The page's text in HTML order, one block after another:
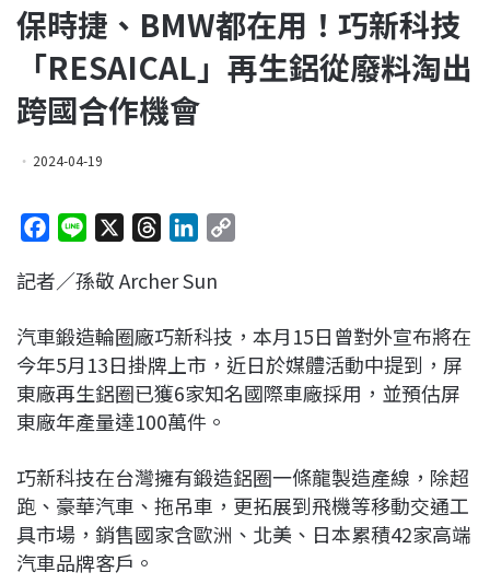
保時捷、BMW都在用！巧新科技
「RESAICAL」再生鋁從廢料淘出
跨國合作機會
2024-04-19
c
b
o
o
k
n
r
a
d
s
n
e
d
I
n
L
i
n
記者／孫敬 Archer Sun
汽車鍛造輪圈廠巧新科技，本月15日曾對外宣布將在
今年5月13日掛牌上市，近日於媒體活動中提到，屏
東廠再生鋁圈已獲6家知名國際車廠採用，並預估屏
東廠年產量達100萬件。
巧新科技在台灣擁有鍛造鋁圈一條龍製造產線，除超
跑、豪華汽車、拖吊車，更拓展到飛機等移動交通工
具市場，銷售國家含歐洲、北美、日本累積42家高端
汽車品牌客戶。